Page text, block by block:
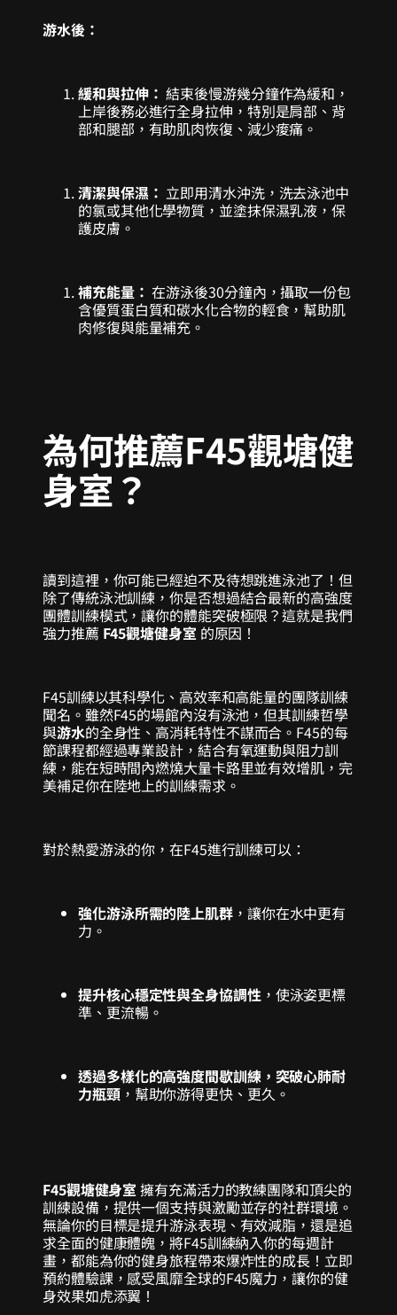
游水後：
緩和與拉伸： 結束後慢游幾分鐘作為緩和，
上岸後務必進行全身拉伸，特別是肩部、背
部和腿部，有助肌肉恢復、減少痠痛。
清潔與保濕： 立即用清水沖洗，洗去泳池中
的氯或其他化學物質，並塗抹保濕乳液，保
護皮膚。
補充能量： 在游泳後30分鐘內，攝取一份包
含優質蛋白質和碳水化合物的輕食，幫助肌
肉修復與能量補充。
為何推薦F45觀塘健
身室？
讀到這裡，你可能已經迫不及待想跳進泳池了！但
除了傳統泳池訓練，你是否想過結合最新的高強度
團體訓練模式，讓你的體能突破極限？這就是我們
強力推薦 F45觀塘健身室 的原因！
F45訓練以其科學化、高效率和高能量的團隊訓練
聞名。雖然F45的場館內沒有泳池，但其訓練哲學
與游水的全身性、高消耗特性不謀而合。F45的每
節課程都經過專業設計，結合有氧運動與阻力訓
練，能在短時間內燃燒大量卡路里並有效增肌，完
美補足你在陸地上的訓練需求。
對於熱愛游泳的你，在F45進行訓練可以：
強化游泳所需的陸上肌群，讓你在水中更有
力。
提升核心穩定性與全身協調性 ，使泳姿更標
準、更流暢。
透過多樣化的高強度間歇訓練，突破心肺耐
力瓶頸，幫助你游得更快、更久。
F45觀塘健身室 擁有充滿活力的教練團隊和頂尖的
訓練設備，提供一個支持與激勵並存的社群環境。
無論你的目標是提升游泳表現、有效減脂，還是追
求全面的健康體魄，將F45訓練納入你的每週計
畫，都能為你的健身旅程帶來爆炸性的成長！立即
預約體驗課，感受風靡全球的F45魔力，讓你的健
身效果如虎添翼！